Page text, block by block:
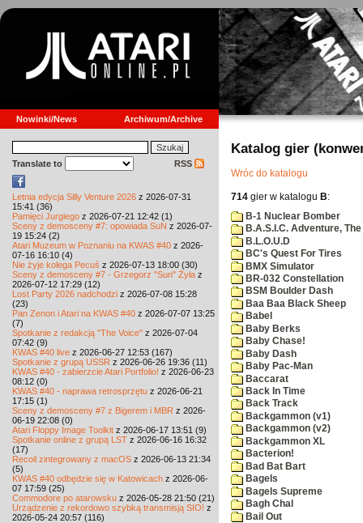
Nowinki/News Archiwum/Archive
Translate to RSS
Letnia edycja Silly Venture 2026 z 2026-07-31
15:41 (36)
Pamięci Jurgiego z 2026-07-21 12:42 (1)
Sceny z demosceny #7: opowiada SuN z 2026-07-
19 15:24 (2)
Atari Muzeum w Poznaniu na KWAS #40 z 2026-
07-16 16:10 (4)
Nie żyje kolega Pecuś z 2026-07-13 18:00 (30)
Sceny z demosceny #7 - Grzegorz "Sun" Żyła z
2026-07-12 17:29 (12)
Lost Party 2026 nadchodzi z 2026-07-08 15:28
(23)
Pan Zenon i Atari na KWAS #40 z 2026-07-07 13:25
(7)
Spotkanie z redakcją "The Voice" z 2026-07-04
07:42 (9)
KWAS #40 live z 2026-06-27 12:53 (167)
Spotkanie z grupą USSR z 2026-06-26 19:36 (11)
KWAS #40 - zabierzcie Atari Portfolio! z 2026-06-23
08:12 (0)
KWAS #40 - naprawa retrosprzętu z 2026-06-21
17:15 (1)
Sceny z demosceny #7 z Bigerem i MBR z 2026-
06-19 22:08 (0)
Atari Floppy Image Toolkit z 2026-06-17 13:51 (9)
Spotkanie online z grupą LST z 2026-06-16 16:32
(17)
Recoil zintegrowany z macOS z 2026-06-13 21:34
(5)
KWAS #40 odbędzie się w Katowicach z 2026-06-
07 17:59 (25)
Commodore po atarowsku z 2026-05-28 21:50 (21)
Urządzenie z rekordowo szybką transmisją SIO! z
2026-05-24 20:57 (116)
Katalog gier
Wróc do katalogu
714 gier w katalogu B:
B-1 Nuclear Bomber
B.A.S.I.C. Adventure, The
B.L.O.U.D
BC's Quest For Tires
BMX Simulator
BR-032 Constellation
BSM Boulder Dash
Baa Baa Black Sheep
Babel
Baby Berks
Baby Chase!
Baby Dash
Baby Pac-Man
Baccarat
Back In Time
Back Track
Backgammon (v1)
Backgammon (v2)
Backgammon XL
Bacterion!
Bad Bat Bart
Bagels
Bagels Supreme
Bagh Chal
Bail Out